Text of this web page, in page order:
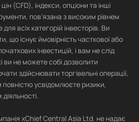
(CFD), індекси, опціони та інші
пов'язана з високим рівнем
всіх категорій інвесторів. Ви
що існує ймовірність часткової або
інвестицій, і вам не слід
ви не можете собі дозволити
здійснювати торгівельні операції,
усвідомлюєте ризики,
xChief Central Asia Ltd. не надає